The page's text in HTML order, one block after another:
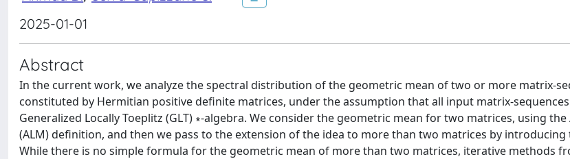
2025-01-01
Abstract
In the current work, we analyze the spectral distribution of the geometric mean of two or more matrix-
constituted by Hermitian positive definite matrices, under the assumption that all input matrix-
Generalized Locally Toeplitz (GLT) ∗-algebra. We consider the geometric mean for two matrices, using
(ALM) definition, and then we pass to the extension of the idea to more than two matrices by introducing
While there is no simple formula for the geometric mean of more than two matrices, iterative methods